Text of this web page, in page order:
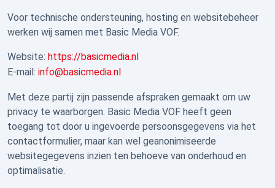
Voor technische ondersteuning, hosting en websitebeheer
werken wij samen met Basic Media VOF.
Website: https://basicmedia.nl
E-mail: info@basicmedia.nl
Met deze partij zijn passende afspraken gemaakt om uw
privacy te waarborgen. Basic Media VOF heeft geen
toegang tot door u ingevoerde persoonsgegevens via het
contactformulier, maar kan wel geanonimiseerde
websitegegevens inzien ten behoeve van onderhoud en
optimalisatie.